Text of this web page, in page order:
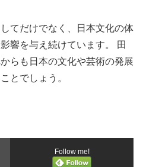
てだけでなく、日本文化の体
響を与え続けています。 田
らも日本の文化や芸術の発展
とでしょう。
Follow me!